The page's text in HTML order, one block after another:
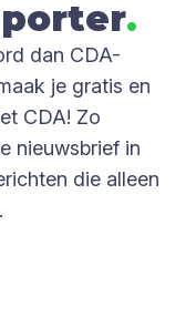
.
dan CDA-
je gratis en
CDA! Zo
nieuwsbrief in
die alleen